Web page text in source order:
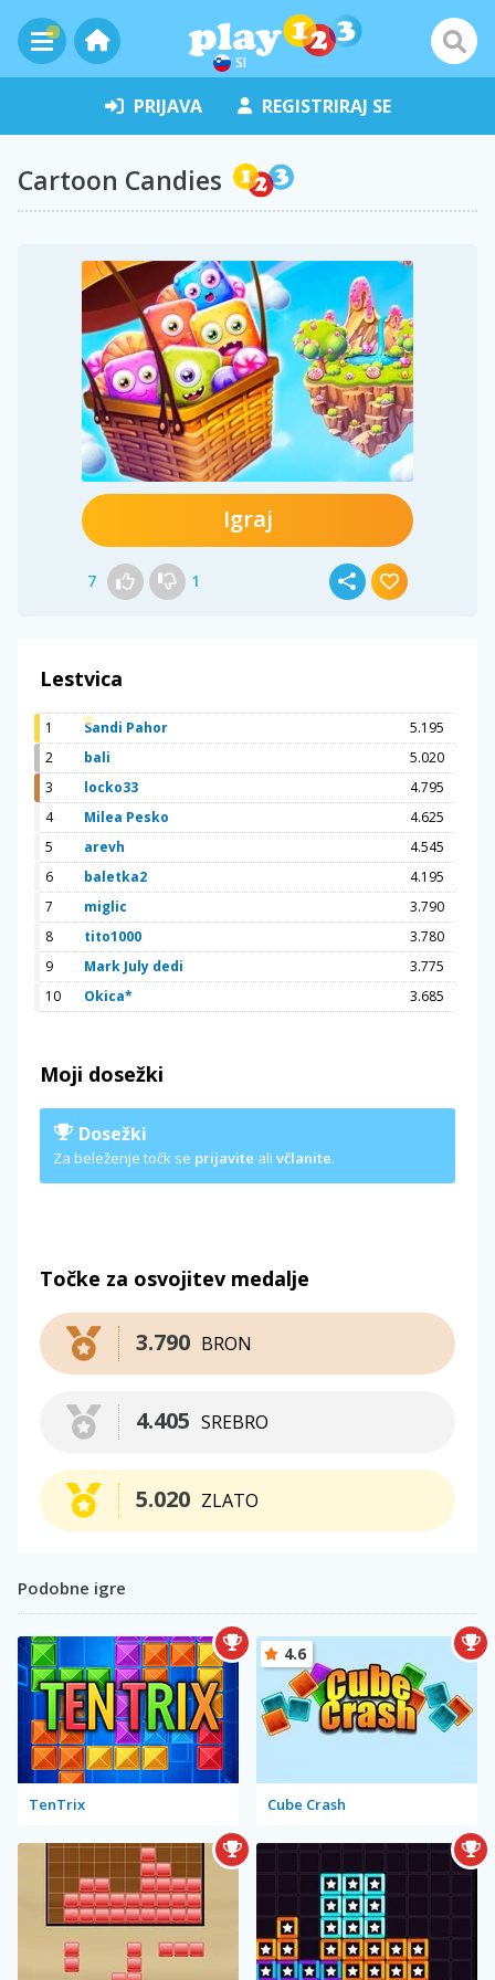
SI
PRIJAVA REGISTRIRAJ SE
Cartoon Candies
Igraj
7 1
Lestvica
1 Sandi Pahor
5.195
2
bali
5.020
3
locko33
4.795
4
Milea Pesko
4.625
5
arevh
4.545
6
baletka2
4.195
7
miglic
3.790
8
tito1000
3.780
9
Mark July dedi
3.775
10
Okica* 3.685
Moji dosežki
Dosežki
Za beleženje točk se prijavite ali včlanite.
Točke za osvojitev medalje
BRON
3.790
SREBRO
4.405
ZLATO
5.020
Podobne igre
TenTrix Cube Crash
4.6